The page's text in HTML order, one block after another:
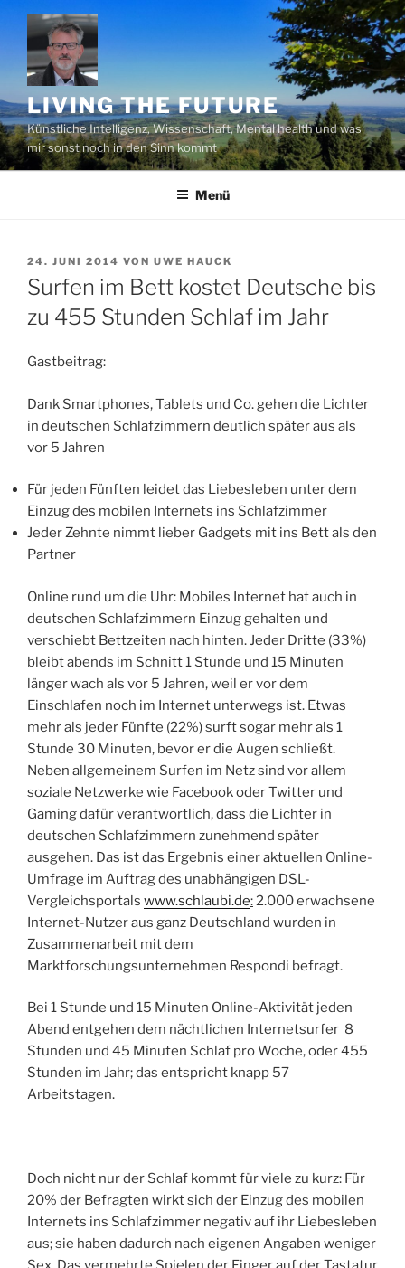
Zum
Inhalt
springen
LIVING THE FUTURE
Künstliche Intelligenz, Wissenschaft, Mental health und was
mir sonst noch in den Sinn kommt
Menü
VERÖFFENTLICHT
AM
24. JUNI 2014 VON UWE HAUCK
Surfen im Bett kostet Deutsche bis
zu 455 Stunden Schlaf im Jahr
Gastbeitrag:
Dank Smartphones, Tablets und Co. gehen die Lichter
in deutschen Schlafzimmern deutlich später aus als
vor 5 Jahren
Für jeden Fünften leidet das Liebesleben unter dem
Einzug des mobilen Internets ins Schlafzimmer
Jeder Zehnte nimmt lieber Gadgets mit ins Bett als den
Partner
Online rund um die Uhr: Mobiles Internet hat auch in
deutschen Schlafzimmern Einzug gehalten und
verschiebt Bettzeiten nach hinten. Jeder Dritte (33%)
bleibt abends im Schnitt 1 Stunde und 15 Minuten
länger wach als vor 5 Jahren, weil er vor dem
Einschlafen noch im Internet unterwegs ist. Etwas
mehr als jeder Fünfte (22%) surft sogar mehr als 1
Stunde 30 Minuten, bevor er die Augen schließt.
Neben allgemeinem Surfen im Netz sind vor allem
soziale Netzwerke wie Facebook oder Twitter und
Gaming dafür verantwortlich, dass die Lichter in
deutschen Schlafzimmern zunehmend später
ausgehen. Das ist das Ergebnis einer aktuellen Online-
Umfrage im Auftrag des unabhängigen DSL-
Vergleichsportals www.schlaubi.de:2.000 erwachsene
Internet-Nutzer aus ganz Deutschland wurden in
Zusammenarbeit mit dem
Marktforschungsunternehmen Respondi befragt.
Bei 1 Stunde und 15 Minuten Online-Aktivität jeden
Abend entgehen dem nächtlichen Internetsurfer 8
Stunden und 45 Minuten Schlaf pro Woche, oder 455
Stunden im Jahr; das entspricht knapp 57
Arbeitstagen.
Doch nicht nur der Schlaf kommt für viele zu kurz: Für
20% der Befragten wirkt sich der Einzug des mobilen
Internets ins Schlafzimmer negativ auf ihr Liebesleben
aus; sie haben dadurch nach eigenen Angaben weniger